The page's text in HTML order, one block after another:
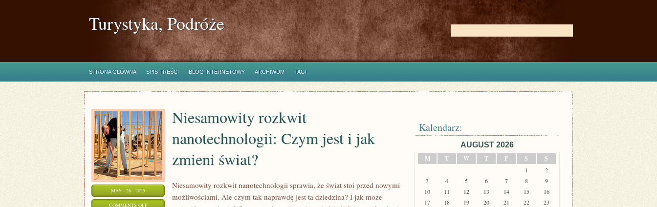
Turystyka, Podróże
STRONA GŁÓWNA SPIS TREŚCI BLOG INTERNETOWY ARCHIWUM TAGI
MAY - 26 - 2025
COMMENTS OFFON
Niesamowity rozkwit
nanotechnologii: Czym jest i jak
zmieni świat?
Niesamowity rozkwit nanotechnologii sprawia, że świat stoi przed nowymi
możliwościami. Ale czym tak naprawdę jest ta dziedzina? I jak może
Kalendarz:
AUGUST 2026
M
T W T F S S
1
2
3
4 5 6 7 8
9
10
11 12 13 14 15
16
17
18 19 20 21 22
23